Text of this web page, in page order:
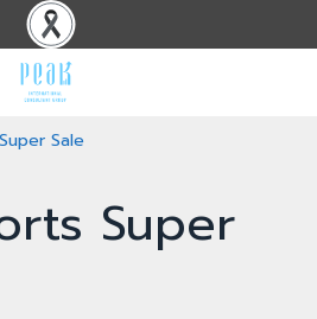
Sale
Super